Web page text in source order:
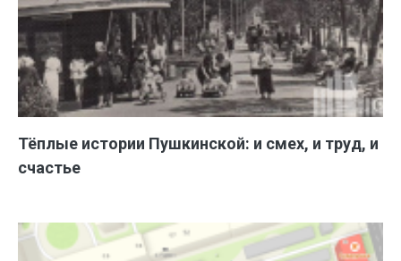
Тёплые истории Пушкинской: и смех, и труд, и
счастье